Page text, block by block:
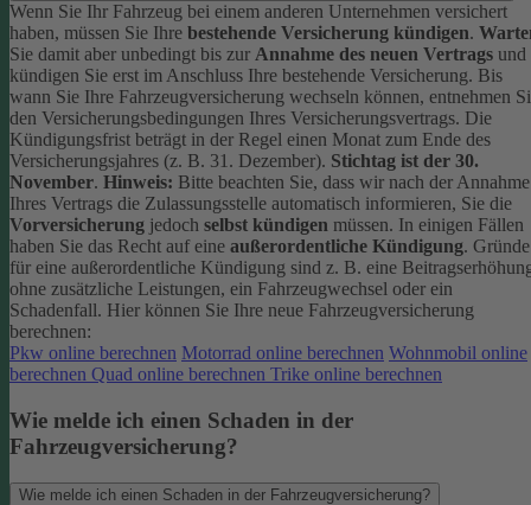
Wenn Sie Ihr Fahrzeug bei einem anderen Unternehmen versichert
haben, müssen Sie Ihre bestehende Versicherung kündigen.
Sie damit aber unbedingt bis zur Annahme des neuen Vertrags und
kündigen Sie erst im Anschluss Ihre bestehende Versicherung. Bis
wann Sie Ihre Fahrzeugversicherung wechseln können, entnehmen
den Versicherungsbedingungen Ihres Versicherungsvertrags. Die
Kündigungsfrist beträgt in der Regel einen Monat zum Ende des
Versicherungsjahres (z. B. 31. Dezember). Stichtag ist der 30.
November. Hinweis: Bitte beachten Sie, dass wir nach der Annahme
Ihres Vertrags die Zulassungsstelle automatisch informieren, Sie die
Vorversicherung jedoch selbst kündigen müssen. In einigen Fällen
haben Sie das Recht auf eine außerordentliche Kündigung. Gründe
für eine außerordentliche Kündigung sind z. B. eine
ohne zusätzliche Leistungen, ein Fahrzeugwechsel oder ein
Schadenfall. Hier können Sie Ihre neue Fahrzeugversicherung
berechnen:
Pkw online berechnen Motorrad online berechnen Wohnmobil online
berechnen Quad online berechnen Trike online berechnen
Wie melde ich einen Schaden in der
Fahrzeugversicherung?
Wie melde ich einen Schaden in der Fahrzeugversicherung?